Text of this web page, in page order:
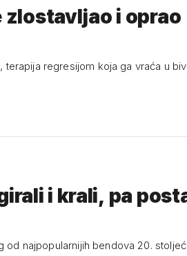
zlostavljao i oprao
regresijom koja ga vraća u
i krali, pa
od najpopularnijih bendova 20.